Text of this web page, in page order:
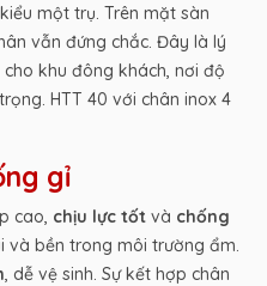
một trụ. Trên mặt sàn
vẫn đứng chắc. Đây là lý
khu đông khách, nơi độ
HTT 40 với chân inox 4
gỉ
cao, chịu lực tốt và chống
và bền trong môi trường ẩm.
, dễ vệ sinh. Sự kết hợp chân